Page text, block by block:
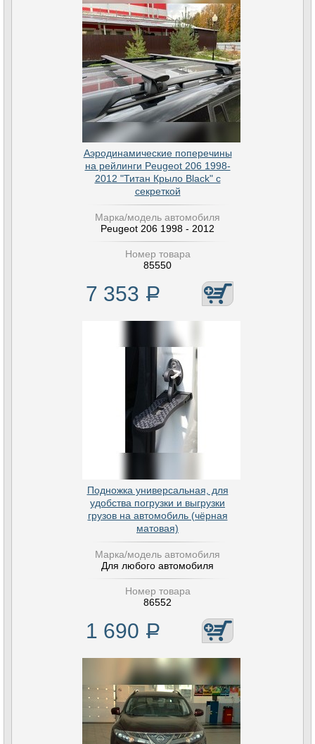
Аэродинамические поперечины
на рейлинги Peugeot 206 1998-
2012 "Титан Крыло Black" с
секреткой
Марка/модель автомобиля
Peugeot 206 1998 - 2012
Номер товара
85550
7 353 Р
Подножка универсальная, для
удобства погрузки и выгрузки
грузов на автомобиль (чёрная
матовая)
Марка/модель автомобиля
Для любого автомобиля
Номер товара
86552
1 690 Р